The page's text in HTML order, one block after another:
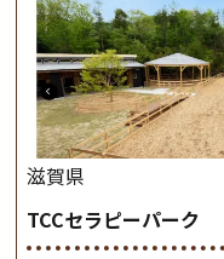
滋賀県
TCCセラピーパーク